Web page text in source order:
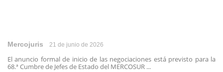
Mercojuris 21 de junio de 2026
El anuncio formal de inicio de las negociaciones está previsto para la
68.ª Cumbre de Jefes de Estado del MERCOSUR ...